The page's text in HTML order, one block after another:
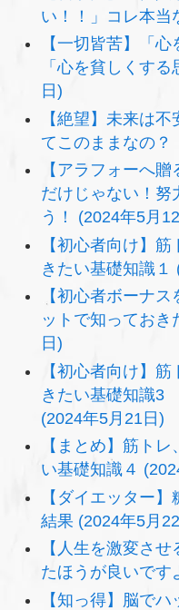
い！！」コレ本当
【一切皆苦】「
「心を貧しくす
日)
【絶望】未来は
てこのままなの
【アラフォーへ贈
だけじゃない！努
う！ (2024年5月
【初心者向け】
きたい基礎知識１
【初心者ボーナ
ットで知ってお
日)
【初心者向け】
きたい基礎知識3
(2024年5月21日)
【まとめ】筋ト
い基礎知識４
【ダイエッター
結果 (2024年5月
【人生を激変さ
たほうが良いです
【知っ得】脳で